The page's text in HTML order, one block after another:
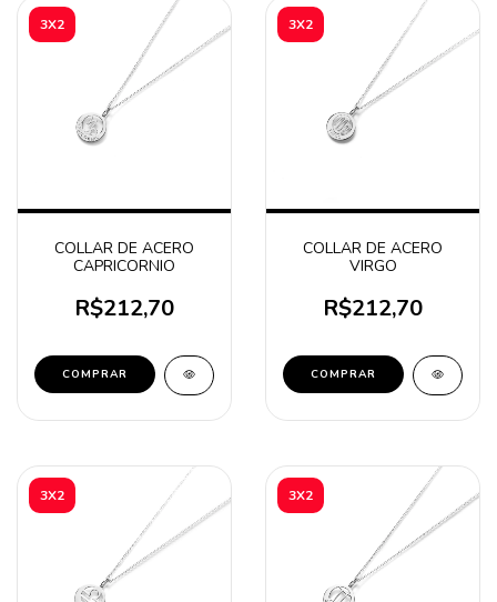
3X2
COLLAR DE ACERO
CAPRICORNIO
R$212,70
COMPRAR
3X2
COLLAR DE ACERO
VIRGO
R$212,70
COMPRAR
3X2 3X2